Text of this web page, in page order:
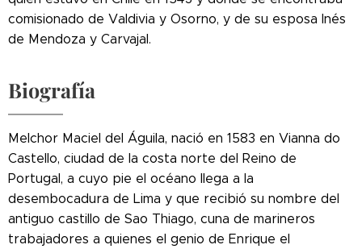
comisionado de Valdivia y Osorno, y de su esposa Inés
de Mendoza y Carvajal.
Biografía
Melchor Maciel del Águila, nació en 1583 en Vianna do
Castello, ciudad de la costa norte del Reino de
Portugal, a cuyo pie el océano llega a la
desembocadura de Lima y que recibió su nombre del
antiguo castillo de Sao Thiago, cuna de marineros
trabajadores a quienes el genio de Enrique el